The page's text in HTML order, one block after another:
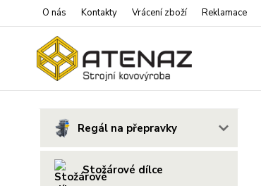
O nás Kontakty Vrácení zboží Reklamace
Regál na přepravky
Stožárové dílce